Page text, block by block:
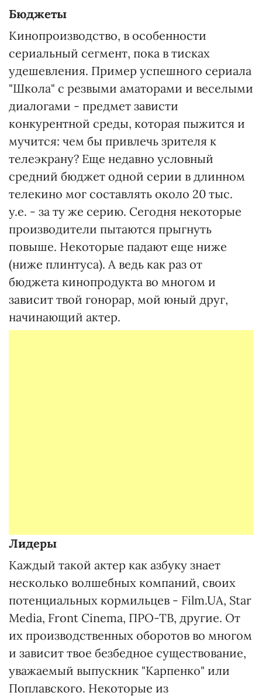
Бюджеты
Кинопроизводство, в особенности
сериальный сегмент, пока в тисках
удешевления. Пример успешного сериала
"Школа" с резвыми аматорами и веселыми
диалогами - предмет зависти
конкурентной среды, которая пыжится и
мучится: чем бы привлечь зрителя к
телеэкрану? Еще недавно условный
средний бюджет одной серии в длинном
телекино мог составлять около 20 тыс.
у.е. - за ту же серию. Сегодня некоторые
производители пытаются прыгнуть
повыше. Некоторые падают еще ниже
(ниже плинтуса). А ведь как раз от
бюджета кинопродукта во многом и
зависит твой гонорар, мой юный друг,
начинающий актер.
Лидеры
Каждый такой актер как азбуку знает
несколько волшебных компаний, своих
потенциальных кормильцев - Film.UA, Star
Media, Front Cinema, ПРО-ТВ, другие. От
их производственных оборотов во многом
и зависит твое безбедное существование,
уважаемый выпускник "Карпенко" или
Поплавского. Некоторые из